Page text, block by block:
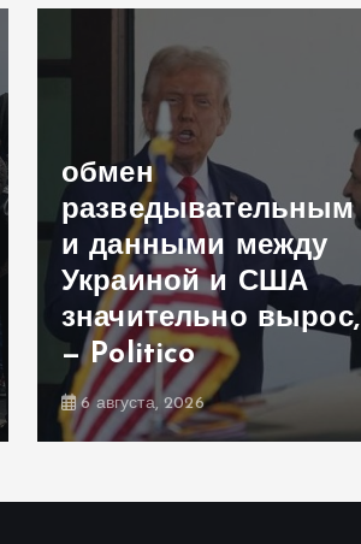
обмен
разведывательным
и данными между
Украиной и США
значительно вырос,
— Politico
6 августа, 2026